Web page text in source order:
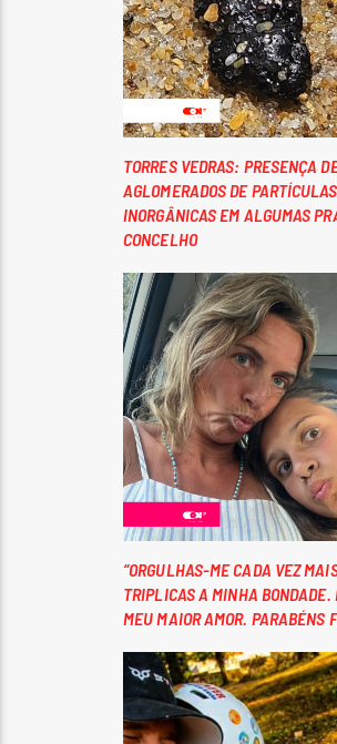
TORRES VEDRAS: PRESENÇA
AGLOMERADOS DE PARTÍCULAS
INORGÂNICAS EM ALGUMAS
CONCELHO
“ORGULHAS-ME CADA VEZ
TRIPLICAS A MINHA BONDADE.
MEU MAIOR AMOR. PARABÉNS